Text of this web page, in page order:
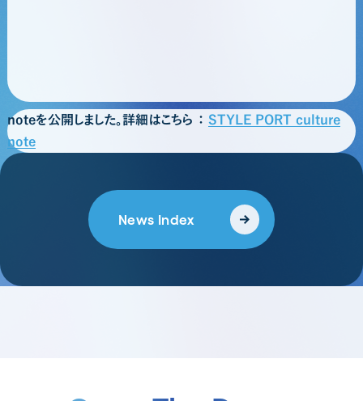
noteを公開しました。詳細はこちら ：STYLE PORT culture
note
News Index